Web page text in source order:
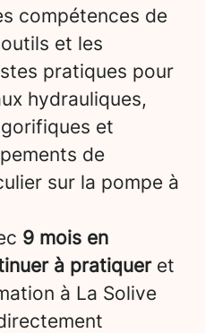
compétences de
et les
pratiques pour
hydrauliques,
et
de
sur la pompe à
9 mois en
à pratiqueret
à La Solive